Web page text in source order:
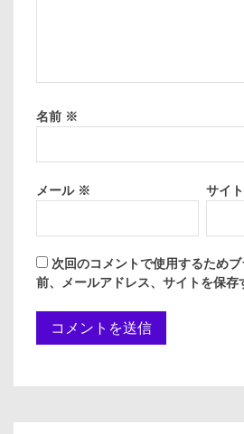
名前 ※
メール ※ サイト
次回のコメントで使用するため
前、メールアドレス、サイトを保存